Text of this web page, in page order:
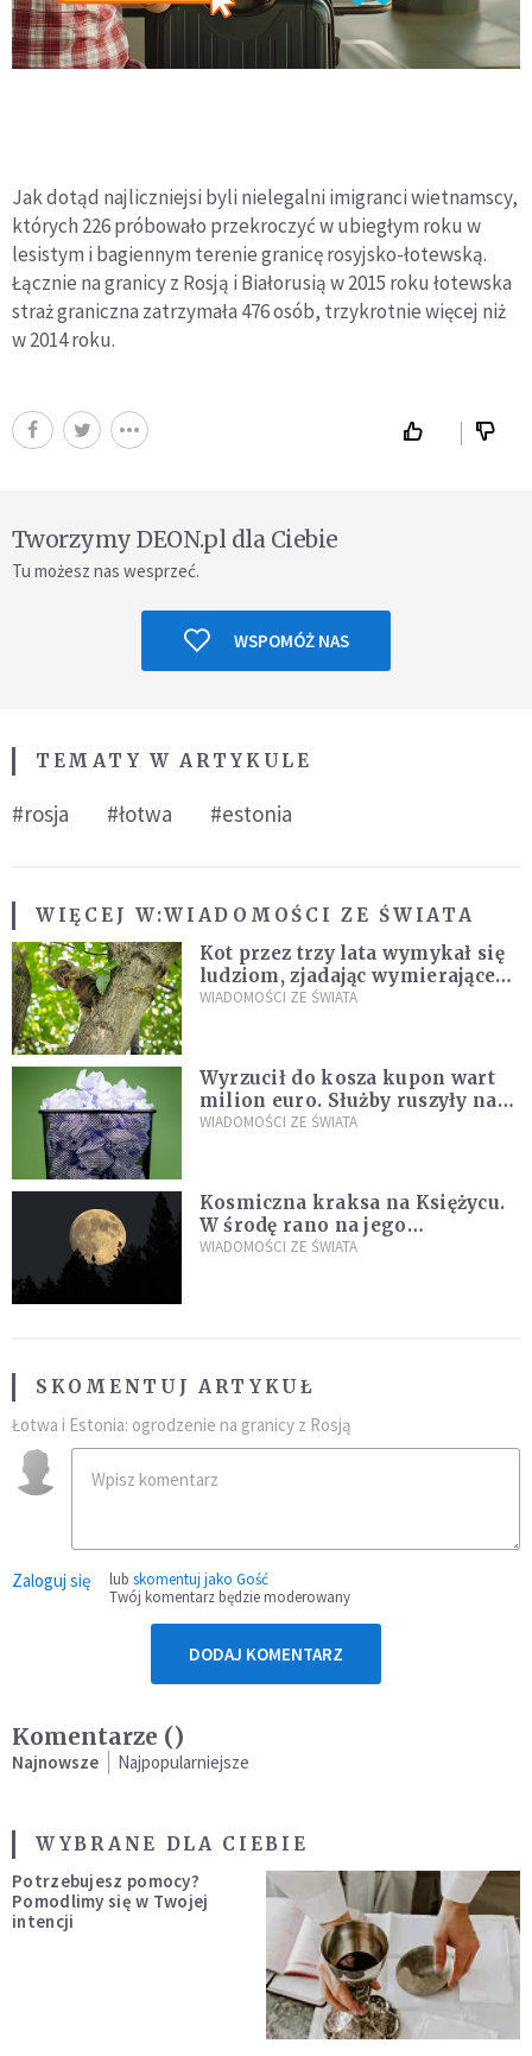
Jak dotąd najliczniejsi byli nielegalni imigranci wietnamscy,
których 226 próbowało przekroczyć w ubiegłym roku w
lesistym i bagiennym terenie granicę rosyjsko-łotewską.
Łącznie na granicy z Rosją i Białorusią w 2015 roku łotewska
straż graniczna zatrzymała 476 osób, trzykrotnie więcej niż
w 2014 roku.
Tworzymy DEON.pl dla Ciebie
Tu możesz nas wesprzeć.
WSPOMÓŻ NAS
TEMATY W ARTYKULE
#rosja #łotwa #estonia
WIĘCEJ W:WIADOMOŚCI ZE ŚWIATA
Kot przez trzy lata wymykał się
ludziom, zjadając wymierające
kaczki. W końcu popełnił
WIADOMOŚCI ZE ŚWIATA
Wyrzucił do kosza kupon wart
milion euro. Służby ruszyły na
poszukiwania
WIADOMOŚCI ZE ŚWIATA
Kosmiczna kraksa na Księżycu.
W środę rano na jego
powierzchni dojdzie do
WIADOMOŚCI ZE ŚWIATA
SKOMENTUJ ARTYKUŁ
Łotwa i Estonia: ogrodzenie na granicy z Rosją
Zaloguj się lub skomentuj jako Gość
Twój komentarz będzie moderowany
DODAJ KOMENTARZ
Komentarze ()
Najnowsze Najpopularniejsze
WYBRANE DLA CIEBIE
Potrzebujesz pomocy?
Pomodlimy się w Twojej
intencji